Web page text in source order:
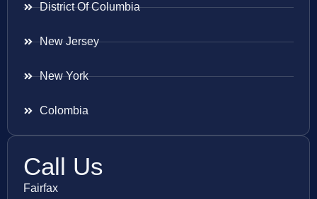
District Of Columbia
New Jersey
New York
Colombia
Call Us
Fairfax